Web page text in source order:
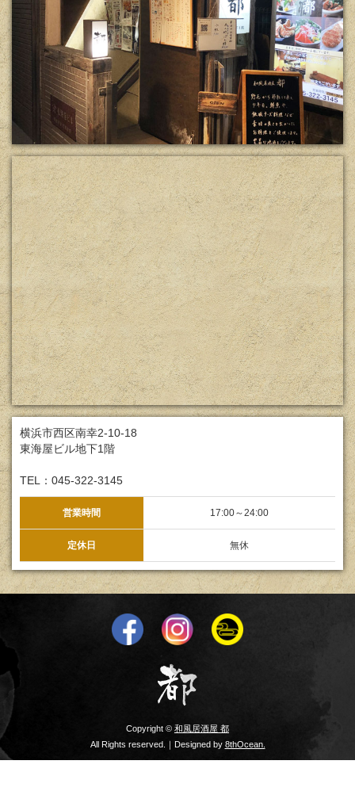
横浜市西区南幸2-10-18
東海屋ビル地下1階
TEL：045-322-3145
営業時間 17:00～24:00
定休日 無休
Copyright © 和風居酒屋 都
All Rights reserved.｜Designed by 8thOcean.